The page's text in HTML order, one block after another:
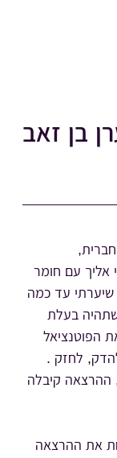
בן זאב
אליך עם חומר
שיערתי עד כמה
בעלת
הפוטנציאל
לחזק .
ההרצאה קיבלה
את ההרצאה